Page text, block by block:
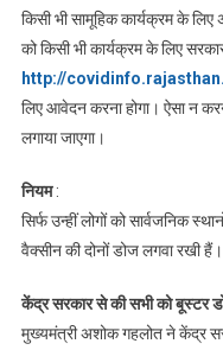
किसी भी सामूहिक कार्यक्रम के
को किसी भी कार्यक्रम के लिए
http://
लिए आवेदन करना होगा। ऐसा न
लगाया जाएगा।
नियम:
सिर्फ उन्हीं लोगों को सार्वजनिक
वैक्सीन की दोनों डोज लगवा रखी हैं।
केंद्र सरकार से की सभी को बूस्टर
मुख्यमंत्री अशोक गहलोत ने केंद्र